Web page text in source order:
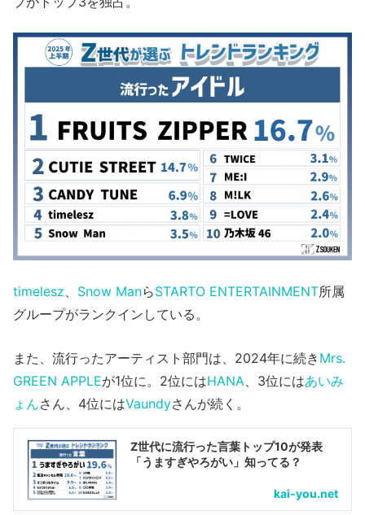
timelesz、 Snow ManらSTARTO ENTERTAINMENT所属
グループがランクインしている。
また、流行ったアーティスト部門は、2024年に続き Mrs.
GREEN APPLEが1位に。2位にはHANA 、3位にはあいみ
ょんさん、4位にはVaundyさんが続く。
Z世代に流行った言葉トップ10が発表
「うますぎやろがい」知ってる？
kai-you.net